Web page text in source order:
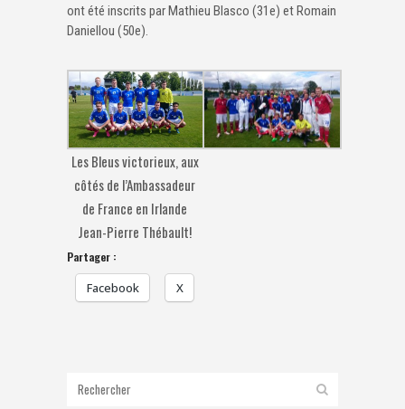
ont été inscrits par Mathieu Blasco (31e) et Romain
Daniellou (50e).
Les Bleus victorieux, aux
côtés de l’Ambassadeur
de France en Irlande
Jean-Pierre Thébault!
Partager :
Facebook X